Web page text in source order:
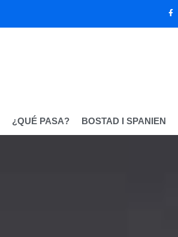
¿QUÉ PASA? BOSTAD I SPANIEN